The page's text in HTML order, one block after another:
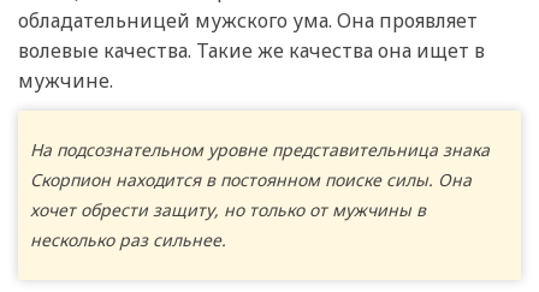
обладательницей мужского ума. Она проявляет
волевые качества. Такие же качества она ищет в
мужчине.
На подсознательном уровне представительница знака
Скорпион находится в постоянном поиске силы. Она
хочет обрести защиту, но только от мужчины в
несколько раз сильнее.